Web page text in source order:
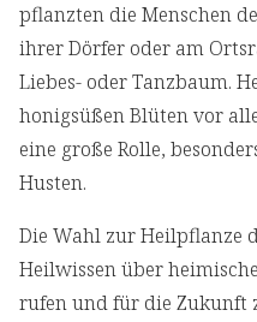
pflanzten die Menschen
ihrer Dörfer oder am
Liebes- oder Tanzbaum.
honigsüßen Blüten vor
eine große Rolle,
Husten.
Die Wahl zur Heilpflanze
Heilwissen über
rufen und für die Zukunft